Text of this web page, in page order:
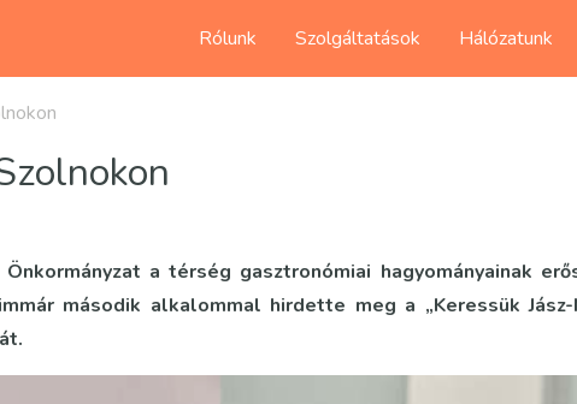
Rólunk Szolgáltatások Hálózatunk
a térség gasztronómiai hagyományainak
második alkalommal hirdette meg a „Keressük Jász-